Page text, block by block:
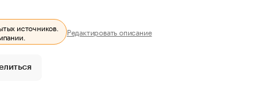
источников.
Редактировать описание